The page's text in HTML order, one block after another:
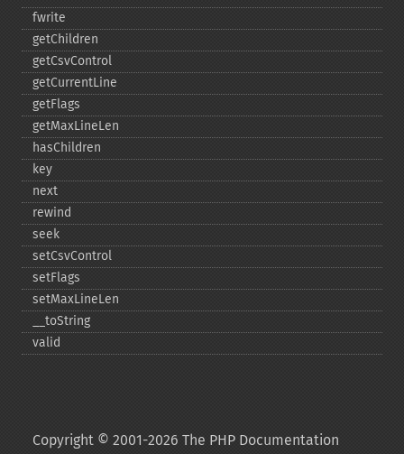
fwrite
getChildren
getCsvControl
getCurrentLine
getFlags
getMaxLineLen
hasChildren
key
next
rewind
seek
setCsvControl
setFlags
setMaxLineLen
_​_​toString
valid
Copyright © 2001-2026 The PHP Documentation